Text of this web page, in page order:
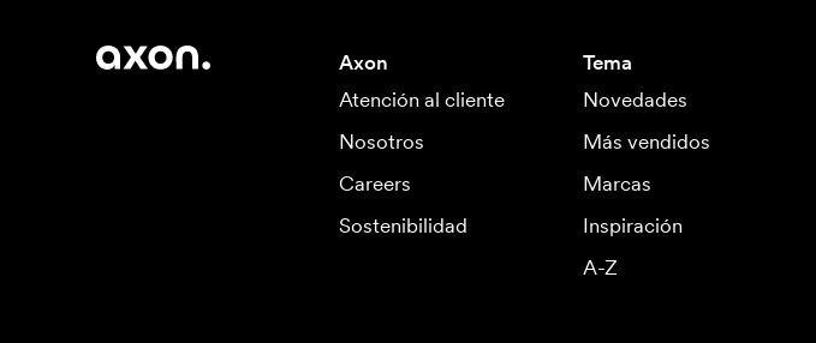
Axon
Atención al cliente
Nosotros
Careers
Sostenibilidad
Tema
Novedades
Más vendidos
Marcas
Inspiración
A-Z